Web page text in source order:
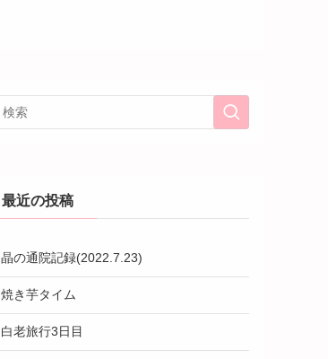
最近の投稿
晶の通院記録(2022.7.23)
焼き芋タイム
白老旅行3日目